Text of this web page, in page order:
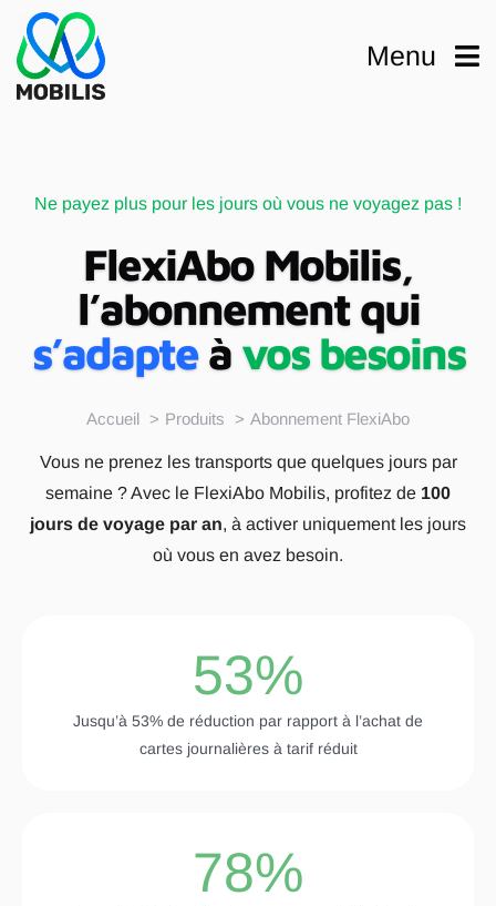
Passer
contenu
Menu
Ne payez plus pour les jours où vous ne voyagez pas !
FlexiAbo Mobilis,
l’abonnement qui
s’adapteà vos besoins
Accueil Produits Abonnement FlexiAbo
Vous ne prenez les transports que quelques jours par
semaine ? Avec le FlexiAbo Mobilis, profitez de 100
jours de voyage par an, à activer uniquement les jours
où vous en avez besoin.
53%
Jusqu’à 53% de réduction par rapport à l’achat de
cartes journalières à tarif réduit
78%